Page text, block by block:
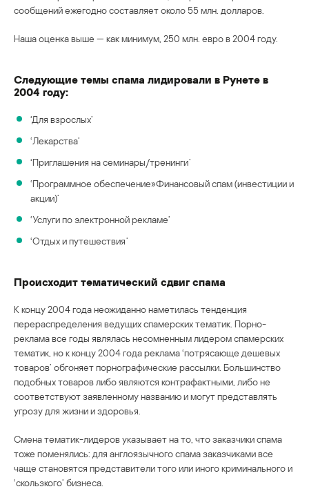
сообщений ежегодно составляет около 55 млн. долларов.
Наша оценка выше — как минимум, 250 млн. евро в 2004 году.
Следующие темы спама лидировали в Рунете в
2004 году:
‘Для взрослых’
‘Лекарства’
‘Приглашения на семинары/тренинги’
‘Программное обеспечение»Финансовый спам (инвестиции и
акции)’
‘Услуги по электронной рекламе’
‘Отдых и путешествия’
Происходит тематический сдвиг спама
К концу 2004 года неожиданно наметилась тенденция
перераспределения ведущих спамерских тематик. Порно-
реклама все годы являлась несомненным лидером спамерских
тематик, но к концу 2004 года реклама ‘потрясающе дешевых
товаров’ обгоняет порнографические рассылки. Большинство
подобных товаров либо являются контрафактными, либо не
соответствуют заявленному названию и могут представлять
угрозу для жизни и здоровья.
Смена тематик-лидеров указывает на то, что заказчики спама
тоже поменялись: для англоязычного спама заказчиками все
чаще становятся представители того или иного криминального и
‘скользкого’ бизнеса.